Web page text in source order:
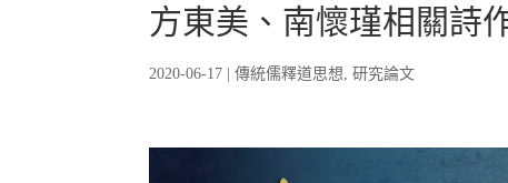
方東美、南懷瑾相關詩
2020-06-17 |傳統儒釋道思想,研究論文